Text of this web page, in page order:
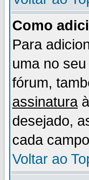
Como
Para
uma no seu
fórum,
assinatura
desejado,
cada
Voltar ao